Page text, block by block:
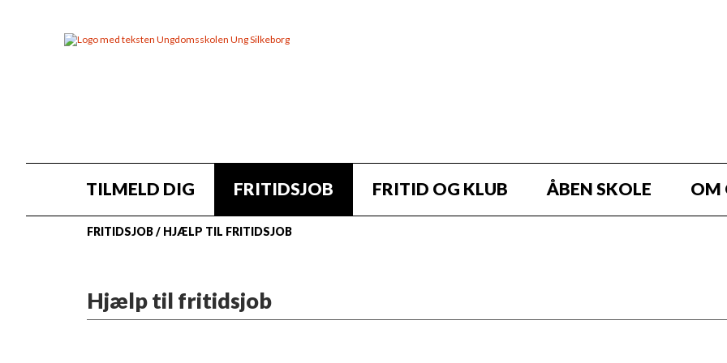
TILMELD DIG FRITIDSJOB FRITID OG KLUB ÅBEN SKOLE OM
FRITIDSJOB/ HJÆLP TIL FRITIDSJOB
Hjælp til fritidsjob